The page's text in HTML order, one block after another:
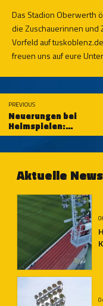
Das Stadion Oberwerth
die Zuschauerinnen und
Vorfeld auf
freuen uns auf eure
PREVIOUS
Neuerungen bei
Heimspielen:
Trinkbechersystem,
Fokus
Aktuelle News